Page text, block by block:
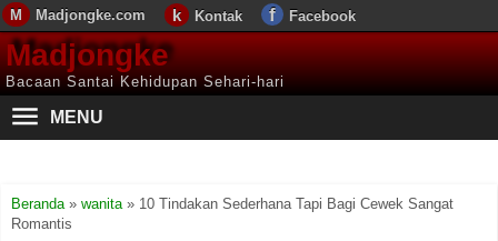
Madjongke.com Kontak Facebook
Madjongke
Bacaan Santai Kehidupan Sehari-hari
MENU
Beranda» wanita» 10 Tindakan Sederhana Tapi Bagi Cewek Sangat
Romantis